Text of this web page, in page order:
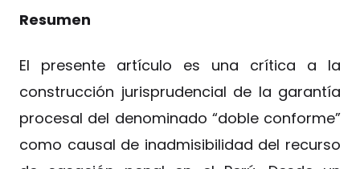
Resumen
El presente artículo es una crítica a la
construcción jurisprudencial de la garantía
procesal del denominado “doble conforme”
como causal de inadmisibilidad del recurso